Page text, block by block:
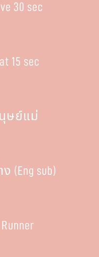
30 sec
15 sec
นุษย์แม่
(Eng sub)